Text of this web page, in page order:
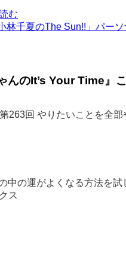
む
んのIt’s Your Time』
第263回 やりたいことを全部
中の運がよくなる方法を
ス